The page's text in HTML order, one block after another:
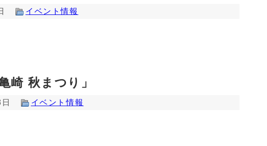
イベント情報
崎 秋まつり」
イベント情報